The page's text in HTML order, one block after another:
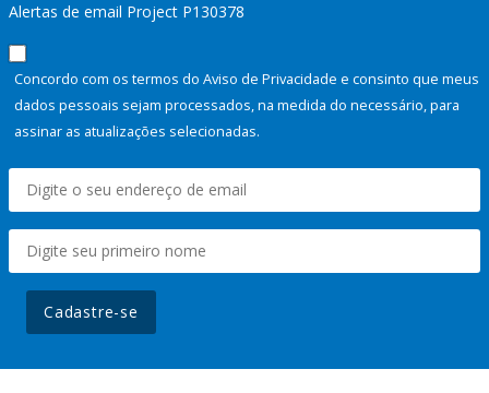
Alertas de email Project P130378
Concordo com os termos do Aviso de Privacidade e consinto que meus
dados pessoais sejam processados, na medida do necessário, para
assinar as atualizações selecionadas.
Cadastre-se